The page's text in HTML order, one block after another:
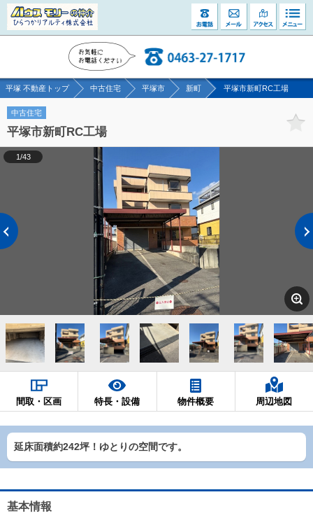
平塚 不動産トップ 中古住宅 平塚市 新町 平塚市新町RC工場
中古住宅
平塚市新町RC工場
1/43
間取・区画 特長・設備 物件概要 周辺地図
延床面積約242坪！ゆとりの空間です。
基本情報